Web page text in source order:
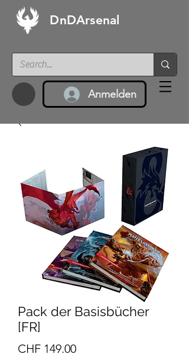
DnDArsenal
Anmelden
Pack der Basisbücher
[FR]
CHF 149.00Preis